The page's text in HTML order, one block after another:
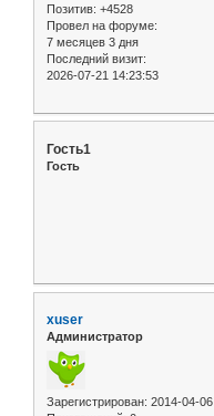
Позитив: +4528
Провел на форуме:
7 месяцев 3 дня
Последний визит:
2026-07-21 14:23:53
Гость1
Гость
xuser
Администратор
Зарегистрирован: 2014-04-06